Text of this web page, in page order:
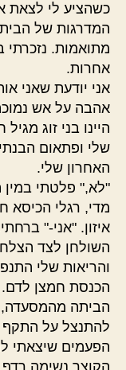
כשהציע לי לצאת
המדרגות של
מתואמות.
אחרות.
אני יודעת שאני
אהבה על אש
היינו בני זוג
שלי ופתאום
האחרון שלי.
"לא," פלטתי
מדי, רגלי הכיסא
איזון. "אני-"
השולחן לצד
והריאות שלי
הכנסת חמצן
הביתה מהמסעדה,
להתנצל על התקף
הפעמים שיצאתי
הקוצר נשימה